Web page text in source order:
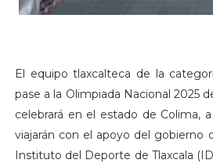
El equipo tlaxcalteca de la
pase a la Olimpiada Nacional 2025
celebrará en el estado de Colima,
viajarán con el apoyo del gobierno
Instituto del Deporte de Tlaxcala